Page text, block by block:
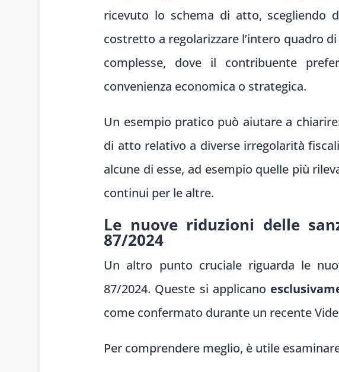
ricevuto lo schema di atto, scegliendo
costretto a regolarizzare l’intero quadro
complesse, dove il contribuente
convenienza economica o strategica.
Un esempio pratico può aiutare a
di atto relativo a diverse irregolarità
alcune di esse, ad esempio quelle più
continui per le altre.
Le nuove riduzioni delle
87/2024
Un altro punto cruciale riguarda le
87/2024. Queste si applicano
come confermato durante un recente
Per comprendere meglio, è utile